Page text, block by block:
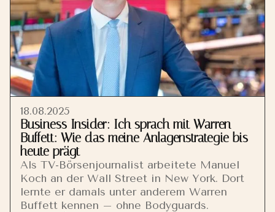
18.08.2025
Business Insider: Ich sprach mit Warren
Buffett: Wie das meine Anlagenstrategie bis
heute prägt
Als TV-Börsenjournalist arbeitete Manuel
Koch an der Wall Street in New York. Dort
lernte er damals unter anderem Warren
Buffett kennen – ohne Bodyguards.